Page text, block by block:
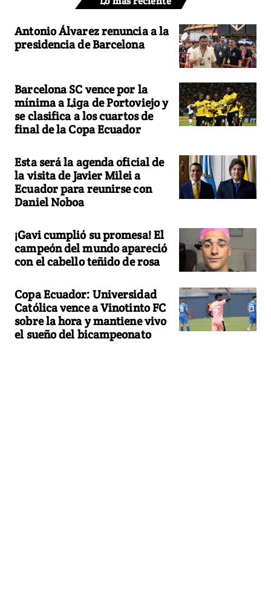
Antonio Álvarez renuncia a la
presidencia de Barcelona
Barcelona SC vence por la
mínima a Liga de Portoviejo y
se clasifica a los cuartos de
final de la Copa Ecuador
Esta será la agenda oficial de
la visita de Javier Milei a
Ecuador para reunirse con
Daniel Noboa
¡Gavi cumplió su promesa! El
campeón del mundo apareció
con el cabello teñido de rosa
Copa Ecuador: Universidad
Católica vence a Vinotinto FC
sobre la hora y mantiene vivo
el sueño del bicampeonato